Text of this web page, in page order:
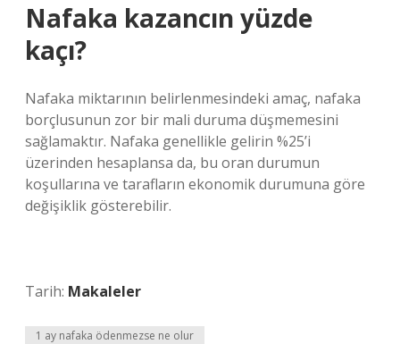
Nafaka kazancın yüzde
kaçı?
Nafaka miktarının belirlenmesindeki amaç, nafaka
borçlusunun zor bir mali duruma düşmemesini
sağlamaktır. Nafaka genellikle gelirin %25’i
üzerinden hesaplansa da, bu oran durumun
koşullarına ve tarafların ekonomik durumuna göre
değişiklik gösterebilir.
Tarih: Makaleler
1 ay nafaka ödenmezse ne olur